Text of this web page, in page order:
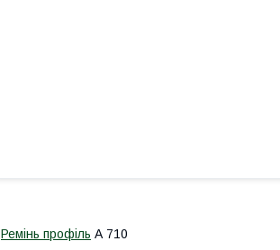
Ремінь профіль А 710